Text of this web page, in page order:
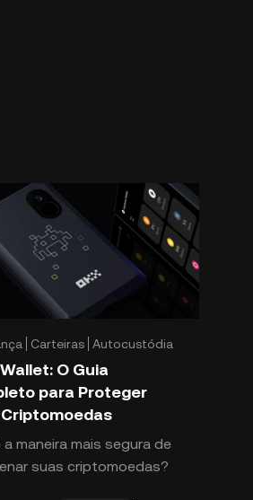
Carteiras Autocustódia
O Guia
para Proteger
a maneira mais segura de
suas criptomoedas?